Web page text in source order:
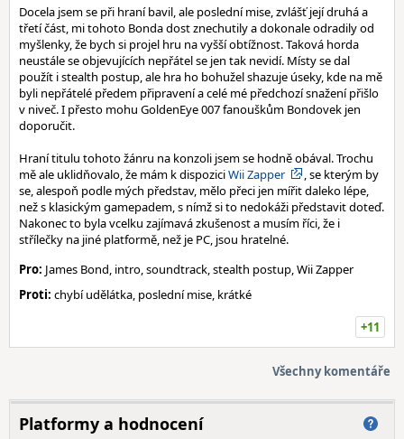
Docela jsem se při hraní bavil, ale poslední mise, zvlášť její druhá a
třetí část, mi tohoto Bonda dost znechutily a dokonale odradily od
myšlenky, že bych si projel hru na vyšší obtížnost. Taková horda
neustále se objevujících nepřátel se jen tak nevidí. Místy se dal
použít i stealth postup, ale hra ho bohužel shazuje úseky, kde na mě
byli nepřátelé předem připravení a celé mé předchozí snažení přišlo
v niveč. I přesto mohu GoldenEye 007 fanouškům Bondovek jen
doporučit.
Hraní titulu tohoto žánru na konzoli jsem se hodně obával. Trochu
mě ale uklidňovalo, že mám k dispoziciWii Zapper
, se kterým by
se, alespoň podle mých představ, mělo přeci jen mířit daleko lépe,
než s klasickým gamepadem, s nímž si to nedokáži představit doteď.
Nakonec to byla vcelku zajímavá zkušenost a musím říci, že i
střílečky na jiné platformě, než je PC, jsou hratelné.
Pro: James Bond, intro, soundtrack, stealth postup, Wii Zapper
Proti: chybí udělátka, poslední mise, krátké
+11
Všechny komentáře
Platformy a hodnocení